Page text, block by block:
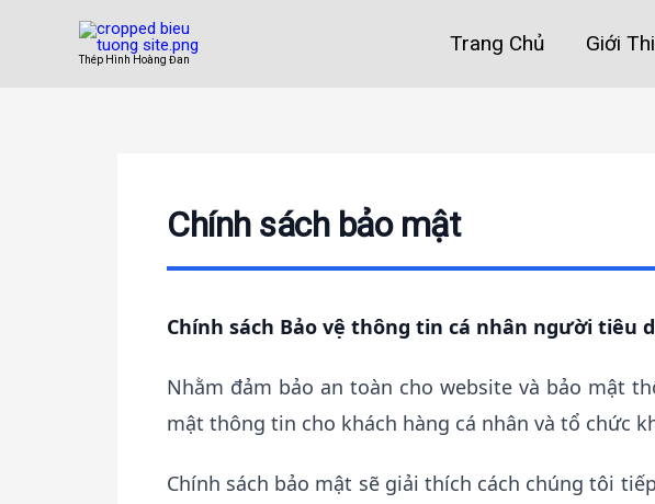
Thép Hình Hoàng Đan
Trang Chủ Giới
Chính sách bảo mật
Chính sách Bảo vệ thông tin cá nhân người tiêu
Nhằm đảm bảo an toàn cho website và bảo mật
mật thông tin cho khách hàng cá nhân và tổ chức
Chính sách bảo mật sẽ giải thích cách chúng tôi